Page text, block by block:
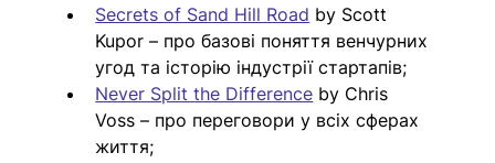
Secrets of Sand Hill Road by Scott
Kupor – про базові поняття венчурних
угод та історію індустрії стартапів;
Never Split the Difference by Chris
Voss – про переговори у всіх сферах
життя;